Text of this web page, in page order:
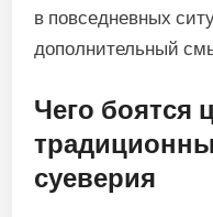
в повседневных
дополнительный
Чего боятся
суеверия